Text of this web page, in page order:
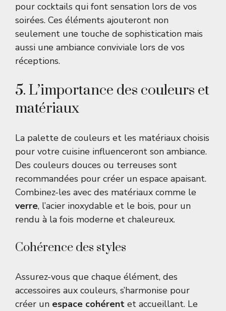
pour cocktails qui font sensation lors de vos
soirées. Ces éléments ajouteront non
seulement une touche de sophistication mais
aussi une ambiance conviviale lors de vos
réceptions.
5. L’importance des couleurs et
matériaux
La palette de couleurs et les matériaux choisis
pour votre cuisine influenceront son ambiance.
Des couleurs douces ou terreuses sont
recommandées pour créer un espace apaisant.
Combinez-les avec des matériaux comme le
verre, l’acier inoxydable et le bois, pour un
rendu à la fois moderne et chaleureux.
Cohérence des styles
Assurez-vous que chaque élément, des
accessoires aux couleurs, s’harmonise pour
créer un espace cohérent et accueillant. Le